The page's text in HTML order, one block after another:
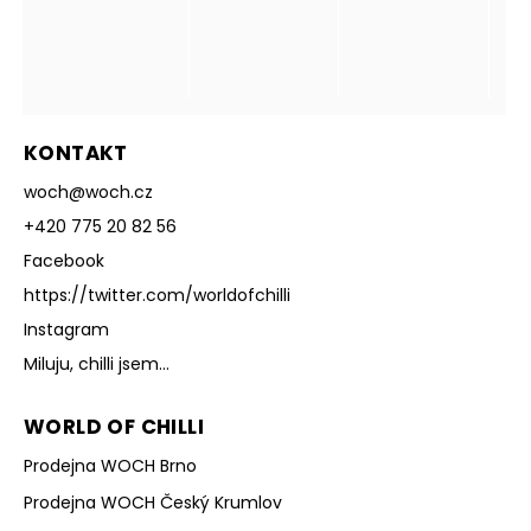
KONTAKT
woch@woch.cz
+420 775 20 82 56
Facebook
https://twitter.com/worldofchilli
Instagram
Miluju, chilli jsem...
WORLD OF CHILLI
Prodejna WOCH Brno
Prodejna WOCH Český Krumlov